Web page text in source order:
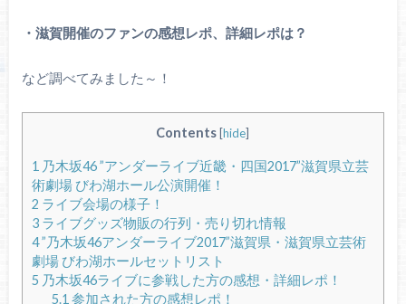
乃木坂46アンダーライブ九州2017【宮崎】千秋楽セトリ・座
・滋賀開催のファンの感想レポ、詳細レポは？
など調べてみました～！
Contents [hide]
1 乃木坂46 ”アンダーライブ近畿・四国2017”滋賀県立芸
術劇場 びわ湖ホール公演開催！
2 ライブ会場の様子！
3ライブグッズ物販の行列・売り切れ情報
4”乃木坂46アンダーライブ2017”滋賀県・滋賀県立芸術
劇場 びわ湖ホールセットリスト
5 乃木坂46ライブに参戦した方の感想・詳細レポ！
5.1 参加された方の感想レポ！